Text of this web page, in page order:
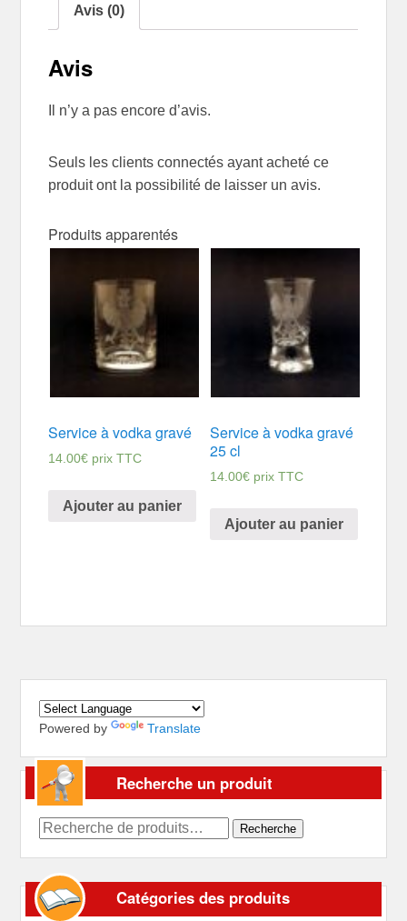
Avis (0)
Avis
Il n’y a pas encore d’avis.
Seuls les clients connectés ayant acheté ce
produit ont la possibilité de laisser un avis.
Produits apparentés
Service à vodka gravé
14.00€ prix TTC
Ajouter au panier
Service à vodka gravé
25 cl
14.00€ prix TTC
Ajouter au panier
Powered by Translate
Recherche un produit
Recherche
Recherche
Catégories des produits